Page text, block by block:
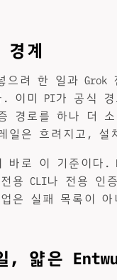
계
으려 한 일과 Grok
이미 PI가 공식
경로를 하나 더
일은 흐려지고, 설
로 이 기준이다.
용 CLI나 전용 인
업은 실패 목록이
, 얇은